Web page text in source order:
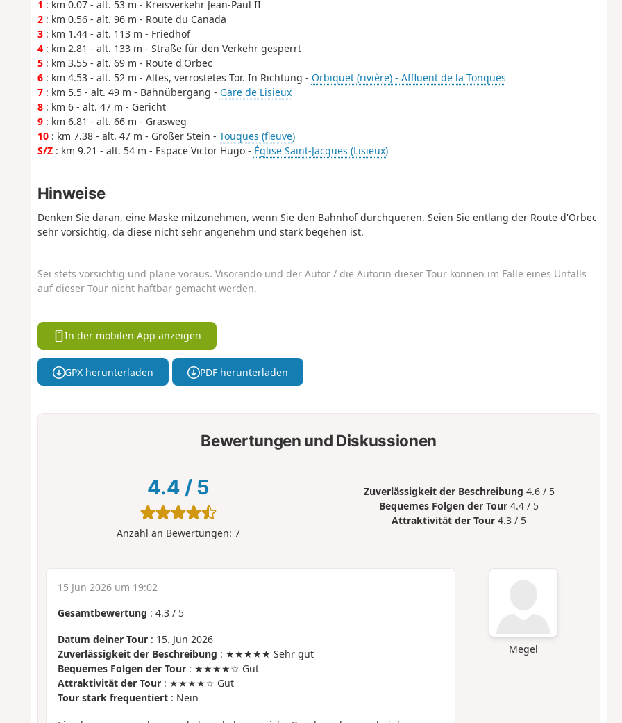
1 : km 0.07 - alt. 53 m - Kreisverkehr Jean-Paul II
2: km 0.56 - alt. 96 m - Route du Canada
3: km 1.44 - alt. 113 m - Friedhof
4: km 2.81 - alt. 133 m - Straße für den Verkehr gesperrt
5: km 3.55 - alt. 69 m - Route d'Orbec
6: km 4.53 - alt. 52 m - Altes, verrostetes Tor. In Richtung - Orbiquet (rivière) - Affluent de la Tonques
7: km 5.5 - alt. 49 m - Bahnübergang - Gare de Lisieux
8: km 6 - alt. 47 m - Gericht
9: km 6.81 - alt. 66 m - Grasweg
10: km 7.38 - alt. 47 m - Großer Stein - Touques (fleuve)
S/Z: km 9.21 - alt. 54 m - Espace Victor Hugo - Église Saint-Jacques (Lisieux)
Hinweise
Denken Sie daran, eine Maske mitzunehmen, wenn Sie den Bahnhof durchqueren. Seien Sie entlang der Route d'Orbec
sehr vorsichtig, da diese nicht sehr angenehm und stark begehen ist.
Sei stets vorsichtig und plane voraus. Visorando und der Autor / die Autorin dieser Tour können im Falle eines Unfalls
auf dieser Tour nicht haftbar gemacht werden.
In der mobilen App anzeigen
GPX herunterladen PDF herunterladen
Bewertungen und Diskussionen
4.4 / 5
Anzahl an Bewertungen: 7
Zuverlässigkeit der Beschreibung 4.6 / 5
Bequemes Folgen der Tour 4.4 / 5
Attraktivität der Tour 4.3 / 5
Megel
15 Jun 2026 um 19:02
Gesamtbewertung : 4.3/ 5
Datum deiner Tour: 15. Jun 2026
Zuverlässigkeit der Beschreibung : ★★★★★ Sehr gut
Bequemes Folgen der Tour: ★★★★☆ Gut
Attraktivität der Tour: ★★★★☆ Gut
Tour stark frequentiert: Nein